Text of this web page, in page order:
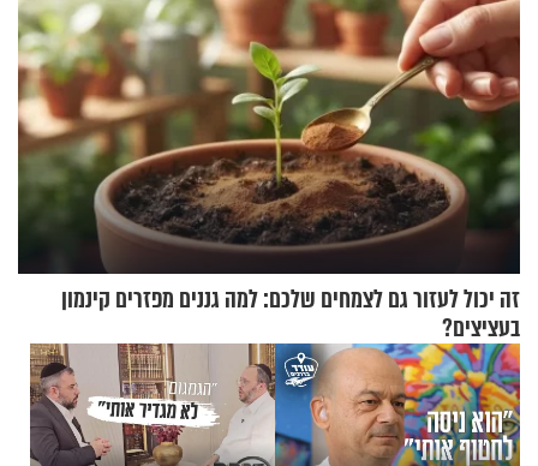
זה יכול לעזור גם לצמחים שלכם: למה גננים מפזרים קינמון
בעציצים?